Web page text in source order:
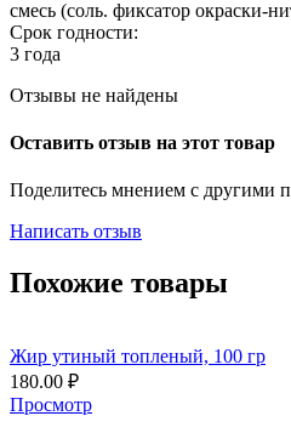
смесь (соль. фиксатор окраски-
Срок годности:
3 года
Отзывы не найдены
Оставить отзыв на этот товар
Поделитесь мнением с другими
Написать отзыв
Похожие товары
Жир утиный топленый, 100 гр
180.00 ₽
Просмотр